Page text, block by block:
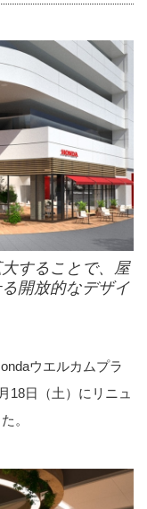
することで、屋
開放的なデザイ
ウエルカムプラ
18日（土）にリニュ
。